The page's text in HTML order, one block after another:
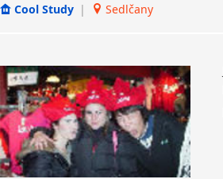
Cool Study | Sedlčany